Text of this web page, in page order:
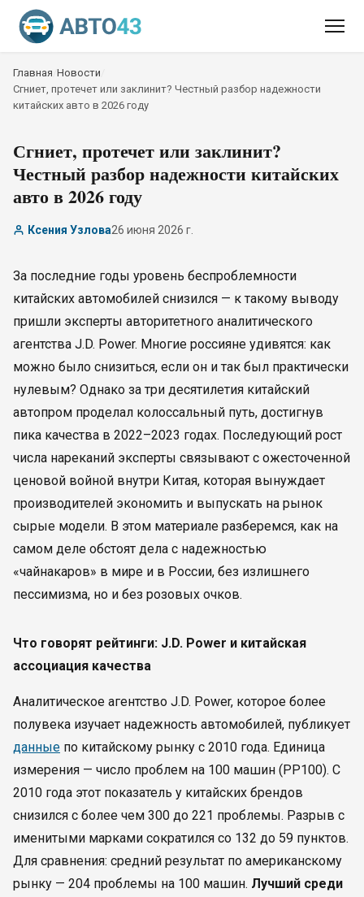
Главная Новости
Сгниет, протечет или заклинит? Честный разбор надежности
китайских авто в 2026 году
Сгниет, протечет или заклинит?
Честный разбор надежности китайских
авто в 2026 году
Ксения Узлова26 июня 2026 г.
За последние годы уровень беспроблемности
китайских автомобилей снизился — к такому выводу
пришли эксперты авторитетного аналитического
агентства J.D. Power. Многие россияне удивятся: как
можно было снизиться, если он и так был практически
нулевым? Однако за три десятилетия китайский
автопром проделал колоссальный путь, достигнув
пика качества в 2022–2023 годах. Последующий рост
числа нареканий эксперты связывают с ожесточенной
ценовой войной внутри Китая, которая вынуждает
производителей экономить и выпускать на рынок
сырые модели. В этом материале разберемся, как на
самом деле обстоят дела с надежностью
«чайнакаров» в мире и в России, без излишнего
пессимизма, но и без розовых очков.
Что говорят рейтинги: J.D. Power и китайская
ассоциация качества
Аналитическое агентство J.D. Power, которое более
полувека изучает надежность автомобилей, публикует
данные по китайскому рынку с 2010 года. Единица
измерения — число проблем на 100 машин (PP100). С
2010 года этот показатель у китайских брендов
снизился с более чем 300 до 221 проблемы. Разрыв с
именитыми марками сократился со 132 до 59 пунктов.
Для сравнения: средний результат по американскому
рынку — 204 проблемы на 100 машин. Лучший среди